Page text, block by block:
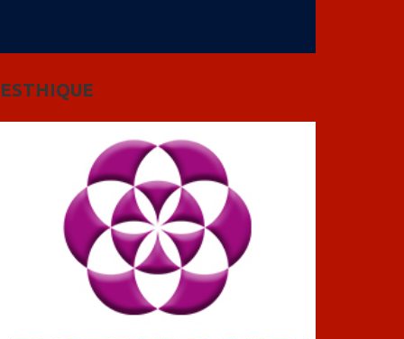
ESTHIQUE